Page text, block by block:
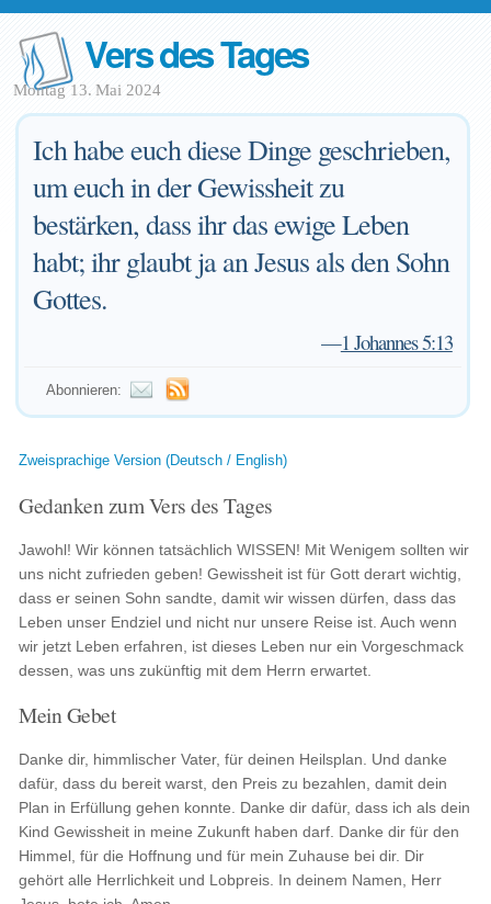
Vers des Tages
Montag 13. Mai 2024
Ich habe euch diese Dinge geschrieben,
um euch in der Gewissheit zu
bestärken, dass ihr das ewige Leben
habt; ihr glaubt ja an Jesus als den Sohn
Gottes.
—1 Johannes 5:13
Abonnieren:
Zweisprachige Version (Deutsch / English)
Gedanken zum Vers des Tages
Jawohl! Wir können tatsächlich WISSEN! Mit Wenigem sollten wir
uns nicht zufrieden geben! Gewissheit ist für Gott derart wichtig,
dass er seinen Sohn sandte, damit wir wissen dürfen, dass das
Leben unser Endziel und nicht nur unsere Reise ist. Auch wenn
wir jetzt Leben erfahren, ist dieses Leben nur ein Vorgeschmack
dessen, was uns zukünftig mit dem Herrn erwartet.
Mein Gebet
Danke dir, himmlischer Vater, für deinen Heilsplan. Und danke
dafür, dass du bereit warst, den Preis zu bezahlen, damit dein
Plan in Erfüllung gehen konnte. Danke dir dafür, dass ich als dein
Kind Gewissheit in meine Zukunft haben darf. Danke dir für den
Himmel, für die Hoffnung und für mein Zuhause bei dir. Dir
gehört alle Herrlichkeit und Lobpreis. In deinem Namen, Herr